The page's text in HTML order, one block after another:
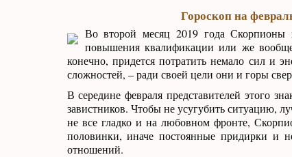
Гороскоп на
Во второй месяц 2019 года
повышения квалификации или же
конечно, придется потратить немало сил и
сложностей, – ради своей цели они и горы
В середине февраля представителей этого
завистников. Чтобы не усугубить ситуацию,
не все гладко и на любовном фронте,
половинки, иначе постоянные придирки и
отношений.